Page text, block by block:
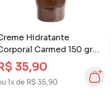
Hidratante
Carmed 150 gr
35,90
1x de R$ 35,90